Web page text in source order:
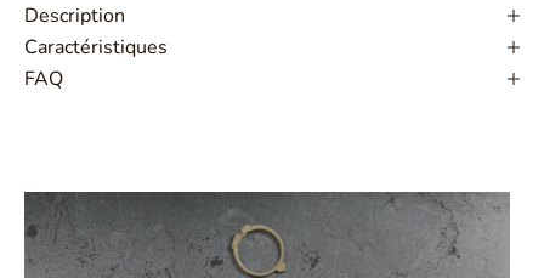
Description
Caractéristiques
FAQ